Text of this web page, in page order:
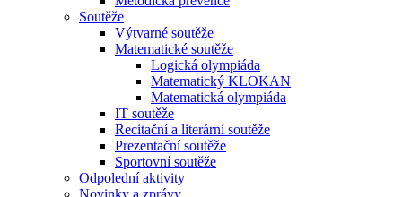
Soutěže
Výtvarné soutěže
Matematické soutěže
Logická olympiáda
Matematický KLOKAN
Matematická olympiáda
IT soutěže
Recitační a literární soutěže
Prezentační soutěže
Sportovní soutěže
Odpolední aktivity
Novinky a zprávy